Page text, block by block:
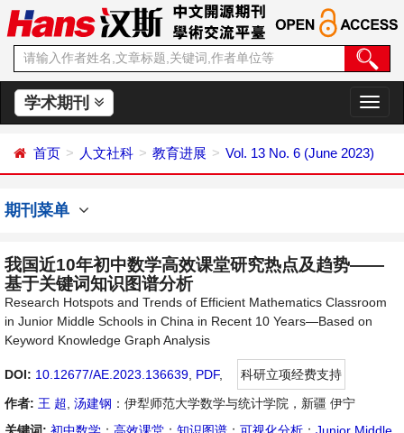
学术期刊
切
换
航
首页 人文社科 教育进展 Vol. 13 No. 6 (June 2023)
期刊菜单
我国近10年初中数学高效课堂研究热点及趋势——
基于关键词知识图谱分析
Research Hotspots and Trends of Efficient Mathematics Classroom
in Junior Middle Schools in China in Recent 10 Years—Based on
Keyword Knowledge Graph Analysis
DOI: 10.12677/AE.2023.136639 PDF,
科研立项经费支持
作者: 王 超 汤建钢 ：伊犁师范大学数学与统计学院，新疆 伊宁